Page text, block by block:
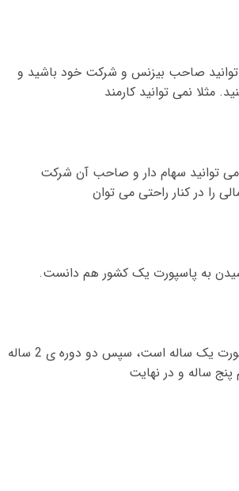
توانید صاحب بیزنس و شرکت خود باشید و
. مثلا نمی توانید کارمند
توانید سهام دار و صاحب آن شرکت
را در کنار راحتی می توان
رسیدن به پاسپورت یک کشور هم دانست.
صورت یک ساله است، سپس دو دوره ی 2 ساله
ساله و در نهایت